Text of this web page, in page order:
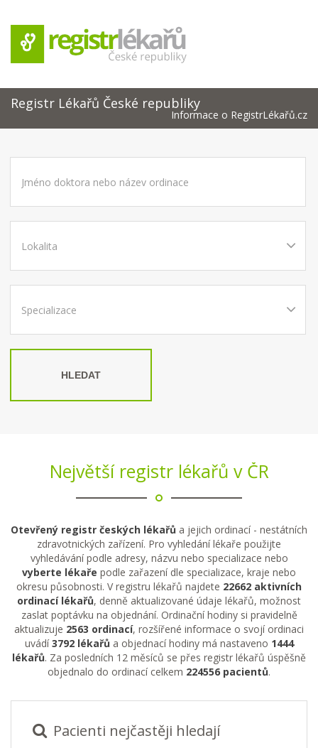
Registr Lékařů České republiky
Informace o RegistrLékařů.cz
HLEDAT
Největší registr lékařů v ČR
Otevřený registr českých lékařů a jejich ordinací - nestátních
zdravotnických zařízení. Pro vyhledání lékaře použijte
vyhledávání podle adresy, názvu nebo specializace nebo
vyberte lékaře podle zařazení dle specializace, kraje nebo
okresu působnosti. V registru lékařů najdete 22662 aktivních
ordinací lékařů, denně aktualizované údaje lékařů, možnost
zaslat poptávku na objednání. Ordinační hodiny si pravidelně
aktualizuje 2563 ordinací, rozšířené informace o svojí ordinaci
uvádí3792 lékařů a objednací hodiny má nastaveno 1444
lékařů. Za posledních 12 měsíců se přes registr lékařů úspěšně
objednalo do ordinací celkem 224556 pacientů.
Pacienti nejčastěji hledají